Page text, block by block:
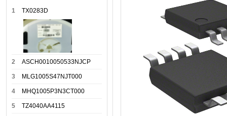
1 TX0283D
2 ASCH0010050533NJCP
3 MLG1005S47NJT000
4 MHQ1005P3N3CT000
5 TZ4040AA4115